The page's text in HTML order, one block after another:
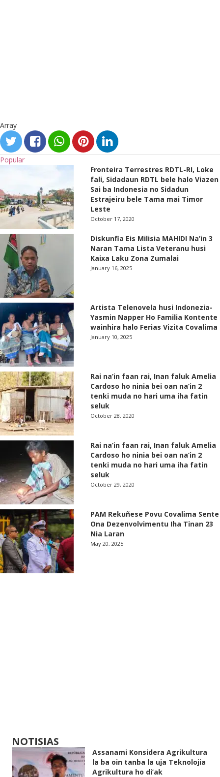
Array
Popular
Fronteira Terrestres RDTL-RI, Loke
fali, Sidadaun RDTL bele halo Viazen
Sai ba Indonesia no Sidadun
Estrajeiru bele Tama mai Timor
Leste
October 17, 2020
Diskunfia Eis Milisia MAHIDI Na’in 3
Naran Tama Lista Veteranu husi
Kaixa Laku Zona Zumalai
January 16, 2025
Artista Telenovela husi Indonezia-
Yasmin Napper Ho Familia Kontente
wainhira halo Ferias Vizita Covalima
January 10, 2025
Rai na’in faan rai, Inan faluk Amelia
Cardoso ho ninia bei oan na’in 2
tenki muda no hari uma iha fatin
seluk
October 28, 2020
Rai na’in faan rai, Inan faluk Amelia
Cardoso ho ninia bei oan na’in 2
tenki muda no hari uma iha fatin
seluk
October 29, 2020
PAM Rekuñese Povu Covalima Sente
Ona Dezenvolvimentu Iha Tinan 23
Nia Laran
May 20, 2025
NOTISIAS
Assanami Konsidera Agrikultura
la ba oin tanba la uja Teknolojia
Agrikultura ho di’ak